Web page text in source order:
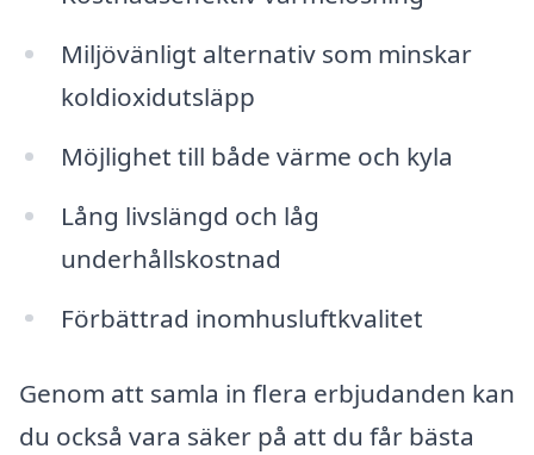
Miljövänligt alternativ som minskar
koldioxidutsläpp
Möjlighet till både värme och kyla
Lång livslängd och låg
underhållskostnad
Förbättrad inomhusluftkvalitet
Genom att samla in flera erbjudanden kan
du också vara säker på att du får bästa